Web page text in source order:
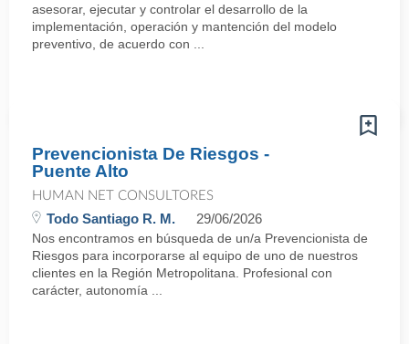
asesorar, ejecutar y controlar el desarrollo de la
implementación, operación y mantención del modelo
preventivo, de acuerdo con ...
Prevencionista De Riesgos -
Puente Alto
HUMAN NET CONSULTORES
Todo Santiago R. M. 29/06/2026
Nos encontramos en búsqueda de un/a Prevencionista de
Riesgos para incorporarse al equipo de uno de nuestros
clientes en la Región Metropolitana. Profesional con
carácter, autonomía ...